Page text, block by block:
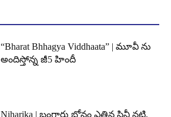
“Bharat Bhhagya Viddhaata” | మూవీ ను
అందిస్తోన్న జీ5 హిందీ
Niharika | బంగారు బోనం ఎత్తిన సినీ నటి,